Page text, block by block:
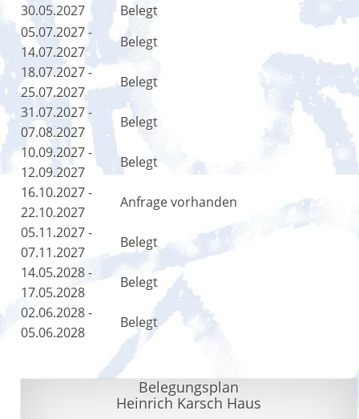
30.05.2027
Belegt
05.07.2027 -
14.07.2027
Belegt
18.07.2027 -
25.07.2027
Belegt
31.07.2027 -
07.08.2027
Belegt
10.09.2027 -
12.09.2027
Belegt
16.10.2027 -
22.10.2027
Anfrage vorhanden
05.11.2027 -
07.11.2027
Belegt
14.05.2028 -
17.05.2028
Belegt
02.06.2028 -
05.06.2028
Belegt
Belegungsplan
Heinrich Karsch Haus